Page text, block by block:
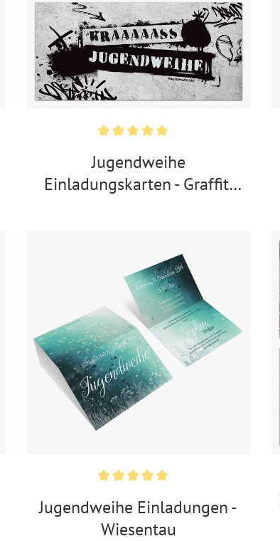
Jugendweihe
Einladungskarten - Graffiti
Jugendweihe Einladungen -
Wiesentau